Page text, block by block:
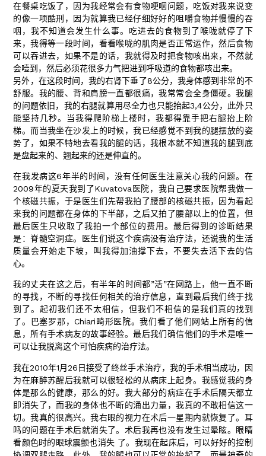
在餐桌吃饭了，因为我经常会有食物哽咽问题，吃饭对我来说变
的像一项酷刑，因为就算我已经仔细好好的咀嚼食物并慢慢的吞
咽，我不知道会发生什么事。吃进去的食物到了喉咙就停了下
来，我得等一段时间，看看喉咙的肌肉是否正常运作，然后食物
可以吞进去，如果不是的话，我就得及时把食物咳出来，不然就
会噎到，然后必须花很多力气把进到呼吸道的食物都咳出来。
另外，在这段时间，我的右肾下垂了8公分，我身体感到非常的不
舒服。我的腰、背和肩膀一直都很痛，我常常会全身僵硬。我腿
的问题依旧，我的右腿就算用尽全力也只能抬起3,4公分，此外只
能坚持几秒。当我得爬阶梯上楼时，我都得靠手把右腿抬上阶
梯。而当我坐在沙发上的时候，我已经感觉不到我的腿摆放的姿
势了，如果不特地去看我的腿的话，我根本就不知道我的腿到底
是盘起来的、翘起来的还是伸直的。
在我发病这6年半的时间，没有任何医生注意关心我的问题。在
2009年的夏天我到了Kuvatova医院，我自己要求医院帮我做一
个核磁共振，于是医生们先帮我拍了腰部的核磁共振，因为看起
来我的问题都在身体的下半部，之后又拍了腰部以上的位置，但
最后医生只收取了我拍一个部位的费用。最后得到的诊断结果
是：脊髓空洞症。医生们说这个疾病没有治疗法，还说我的生活
质量会开始走下坡，叫我得加油撑下去，不要失去活下去的信
心。
我的丈夫在这之后，有半年的时间都”活”在网路上，他一直不断
的寻找，不断的寻找任何相关的治疗信息，直到最后我们终于找
到了。起初我们还不太相信，但我们不相信的是我们真的找到
了。巴塞罗那，Chiari畸形医院。我们看了他们网站上所有的信
息，所有手术病友的故事经验。最后我们确信他们的手术是唯一
可以让我脱离这个可怕疾病的治疗法。
我在2010年1月26日接受了终丝手术治疗，我的手术相当成功，因
为在麻醉苏醒后我就可以很轻松的从病床上起身。我感觉我的身
体是那么的健康，那么的好。我大部分的病症在手术后隔天都立
即消失了，而我的身体也不断的涌出力量，我真的不敢相信这一
切。我真的很高兴。我右眼的视力在术后一星期内就恢复了。耳
鸣的问题在手术后就消失了。术后我再也没有发生过晕眩。眼睛
看颜色时的眼球震颤也消失 了。我现在起床后，可以好好的控制